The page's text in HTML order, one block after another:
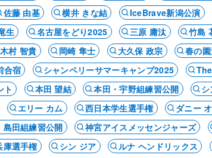
佐藤 由基 横井 きな結 IceBrave新潟公演
生 名古屋をどり2025 三原 庸汰 竹島
木村 智貴 岡崎 隼士 大久保 政宗 春の
合宿
シャンペリーサマーキャンプ2025
ト
本田 望結 本田・宇野組練習公開
エリー カム 西日本学生選手権 ダニー
島田組練習公開 神宮アイスメッセンジャーズ
庫選手権 シン ジア ルナ ヘンドリックス